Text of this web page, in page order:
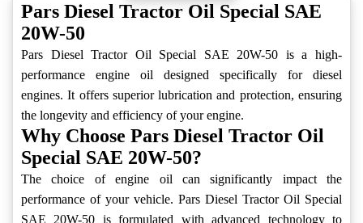
Pars Diesel Tractor Oil Special SAE
20W-50
Pars Diesel Tractor Oil Special SAE 20W-50 is a high-
performance engine oil designed specifically for diesel
engines. It offers superior lubrication and protection, ensuring
the longevity and efficiency of your engine.
Why Choose Pars Diesel Tractor Oil
Special SAE 20W-50?
The choice of engine oil can significantly impact the
performance of your vehicle. Pars Diesel Tractor Oil Special
SAE 20W-50 is formulated with advanced technology to